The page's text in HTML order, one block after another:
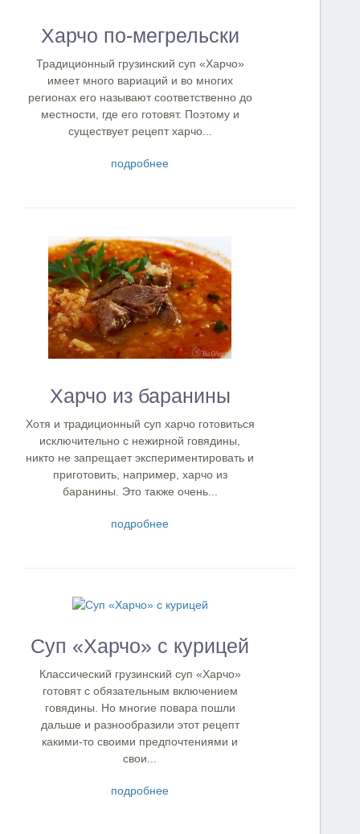
Харчо по-мегрельски
Традиционный грузинский суп «Харчо»
имеет много вариаций и во многих
регионах его называют соответственно до
местности, где его готовят. Поэтому и
существует рецепт харчо...
подробнее
Харчо из баранины
Хотя и традиционный суп харчо готовиться
исключительно с нежирной говядины,
никто не запрещает экспериментировать и
приготовить, например, харчо из
баранины. Это также очень...
подробнее
Суп «Харчо» с курицей
Классический грузинский суп «Харчо»
готовят с обязательным включением
говядины. Но многие повара пошли
дальше и разнообразили этот рецепт
какими-то своими предпочтениями и
свои...
подробнее